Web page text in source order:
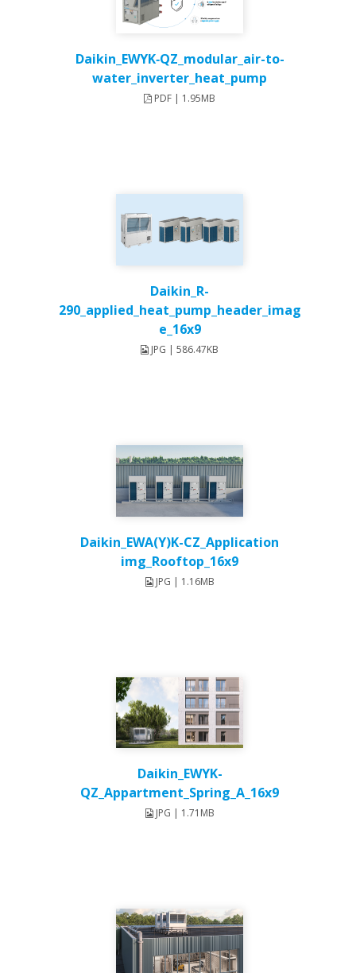
Daikin_EWYK‑QZ_modular_air-to-
water_inverter_heat_pump
PDF | 1.95MB
Daikin_R-
290_applied_heat_pump_header_imag
e_16x9
JPG | 586.47KB
Daikin_EWA(Y)K-CZ_Application
img_Rooftop_16x9
JPG | 1.16MB
Daikin_EWYK-
QZ_Appartment_Spring_A_16x9
JPG | 1.71MB